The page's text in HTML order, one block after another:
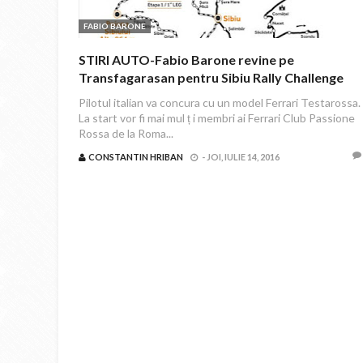
FABIO BARONE
STIRI AUTO-Fabio Barone revine pe
Transfagarasan pentru Sibiu Rally Challenge
Pilotul italian va concura cu un model Ferrari Testarossa.
La start vor fi mai mul ț i membri ai Ferrari Club Passione
Rossa de la Roma...
CONSTANTIN HRIBAN - JOI, IULIE 14, 2016